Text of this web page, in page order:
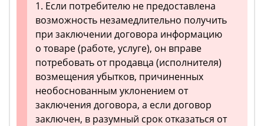
1. Если потребителю не предоставлена
возможность незамедлительно получить
при заключении договора информацию
о товаре (работе, услуге), он вправе
потребовать от продавца (исполнителя)
возмещения убытков, причиненных
необоснованным уклонением от
заключения договора, а если договор
заключен, в разумный срок отказаться от